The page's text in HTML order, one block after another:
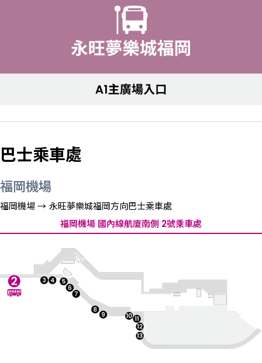
巴士乘車處
福岡機場
福岡機場 → 永旺夢樂城福岡方向巴士乘車處
福岡機場 國內線航廈南側 2號乘車處